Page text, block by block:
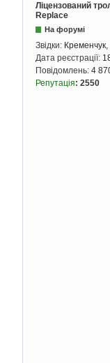
Ліцензований
Replace
На форумі
Звідки: Кременчук,
Дата реєстрації:
Повідомлень: 4
Репутація: 2550